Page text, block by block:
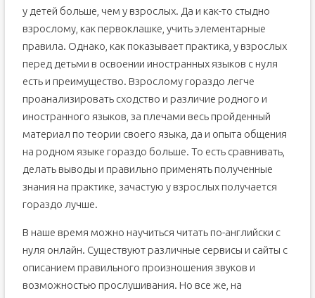
у детей больше, чем у взрослых. Да и как-то стыдно
взрослому, как первоклашке, учить элементарные
правила. Однако, как показывает практика, у взрослых
перед детьми в освоении иностранных языков с нуля
есть и преимущество. Взрослому гораздо легче
проанализировать сходство и различие родного и
иностранного языков, за плечами весь пройденный
материал по теории своего языка, да и опыта общения
на родном языке гораздо больше. То есть сравнивать,
делать выводы и правильно применять полученные
знания на практике, зачастую у взрослых получается
гораздо лучше.
В наше время можно научиться читать по-английски с
нуля онлайн. Существуют различные сервисы и сайты с
описанием правильного произношения звуков и
возможностью прослушивания. Но все же, на